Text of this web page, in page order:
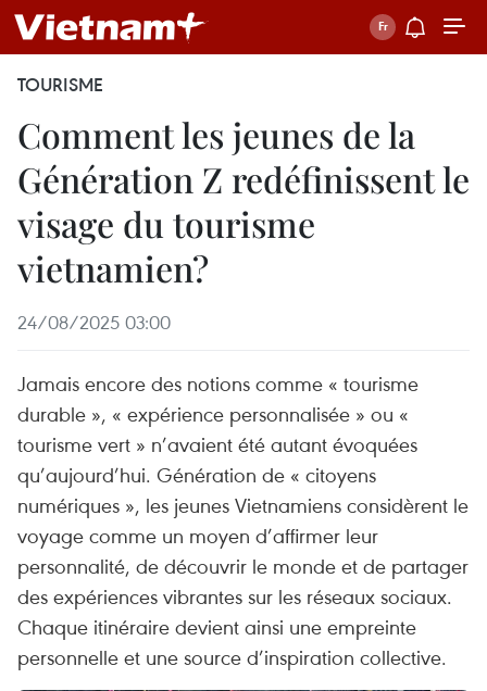
TOURISME
Comment les jeunes de la
Génération Z redéfinissent le
visage du tourisme
vietnamien?
24/08/2025 03:00
Jamais encore des notions comme « tourisme
durable », « expérience personnalisée » ou «
tourisme vert » n’avaient été autant évoquées
qu’aujourd’hui. Génération de « citoyens
numériques », les jeunes Vietnamiens considèrent le
voyage comme un moyen d’affirmer leur
personnalité, de découvrir le monde et de partager
des expériences vibrantes sur les réseaux sociaux.
Chaque itinéraire devient ainsi une empreinte
personnelle et une source d’inspiration collective.